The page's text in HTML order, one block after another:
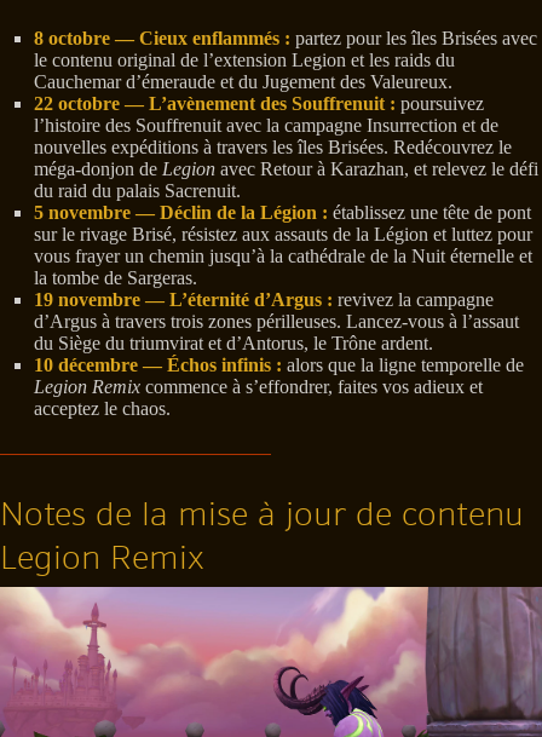
8 octobre — Cieux enflammés : partez pour les îles Brisées avec
le contenu original de l’extension Legion et les raids du
Cauchemar d’émeraude et du Jugement des Valeureux.
22 octobre — L’avènement des Souffrenuit : poursuivez
l’histoire des Souffrenuit avec la campagne Insurrection et de
nouvelles expéditions à travers les îles Brisées. Redécouvrez le
méga-donjon de Legion avec Retour à Karazhan, et relevez le défi
du raid du palais Sacrenuit.
5 novembre — Déclin de la Légion : établissez une tête de pont
sur le rivage Brisé, résistez aux assauts de la Légion et luttez pour
vous frayer un chemin jusqu’à la cathédrale de la Nuit éternelle et
la tombe de Sargeras.
19 novembre — L’éternité d’Argus : revivez la campagne
d’Argus à travers trois zones périlleuses. Lancez-vous à l’assaut
du Siège du triumvirat et d’Antorus, le Trône ardent.
10 décembre — Échos infinis : alors que la ligne temporelle de
Legion Remix commence à s’effondrer, faites vos adieux et
acceptez le chaos.
Notes de la mise à jour de contenu
Legion Remix